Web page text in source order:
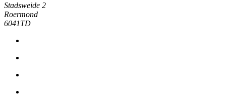
Stadsweide 2
Roermond
6041TD